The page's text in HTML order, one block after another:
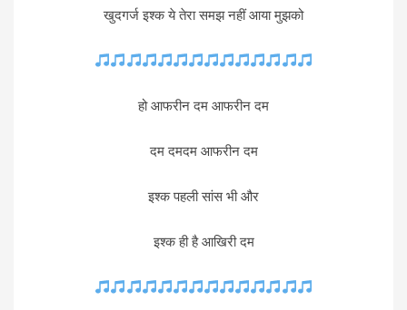
खुदगर्ज इश्क ये तेरा समझ नहीं आया मुझको
हो आफरीन दम आफरीन दम
दम दमदम आफरीन दम
इश्क पहली सांस भी और
इश्क ही है आखिरी दम